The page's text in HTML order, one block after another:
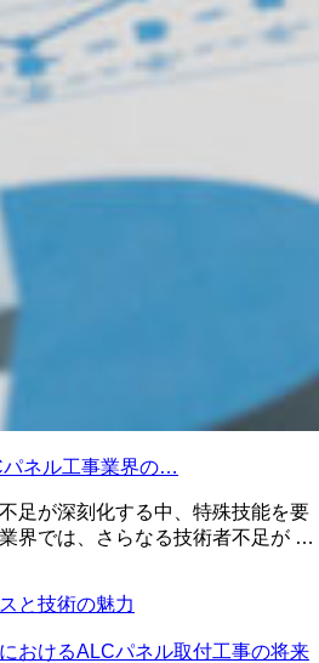
パネル工事業界の…
足が深刻化する中、特殊技能を要
界では、さらなる技術者不足が …
と技術の魅力
おけるALCパネル取付工事の将来